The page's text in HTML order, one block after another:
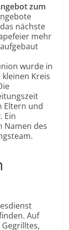
zum
nächste
mehr
wurde in
Kreis
Eltern und
Ein
Namen des
Auf